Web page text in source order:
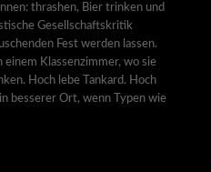
thrashen, Bier trinken und
Gesellschaftskritik
Fest werden lassen.
einem Klassenzimmer, wo sie
Hoch lebe Tankard. Hoch
besserer Ort, wenn Typen wie